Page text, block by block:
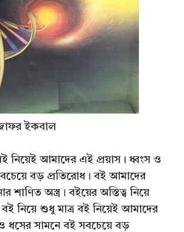
ইকবাল
নিয়েই আমাদের এই প্রয়াস। ধ্বংস ও
বড় প্রতিরোধ। বই আমাদের
শাণিত অস্ত্র। বইয়ের অস্তিত্ব নিয়ে
নিয়ে শুধু মাত্র বই নিয়েই আমাদের
ধসের সামনে বই সবচেয়ে বড়